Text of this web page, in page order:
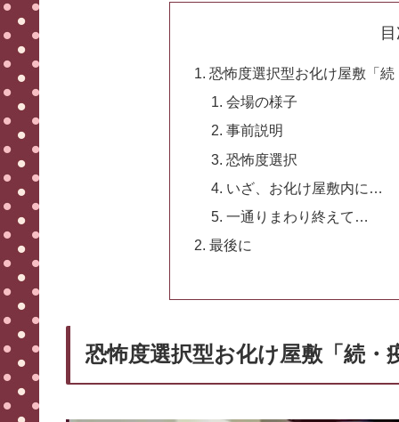
恐怖度選択型お化け屋敷「
会場の様子
事前説明
恐怖度選択
いざ、お化け屋敷内に…
一通りまわり終えて…
最後に
恐怖度選択型お化け屋敷「続